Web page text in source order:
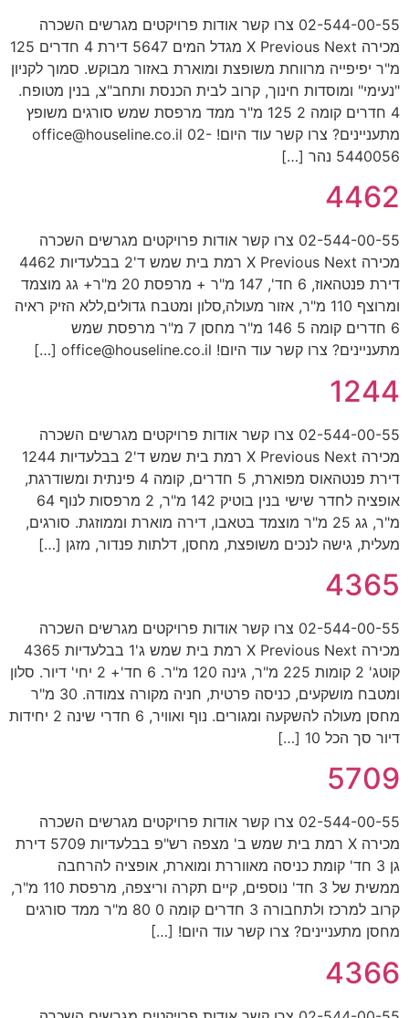
02-544-00-55 צרו קשר אודות פרויקטים מגרשים השכרה
מכירה X Previous Next מגדל המים 5647 דירת 4 חדרים 125
מ"ר יפיפייה מרווחת משופצת ומוארת באזור מבוקש. סמוך לקניון
"נעימי" ומוסדות חינוך, קרוב לבית הכנסת ותחב"צ, בנין מטופח.
4 חדרים קומה 2 125 מ"ר ממד מרפסת שמש סורגים משופץ
מתעניינים? צרו קשר עוד היום! office@houseline.co.il 02-
5440056 נהר […]
4462
02-544-00-55 צרו קשר אודות פרויקטים מגרשים השכרה
מכירה X Previous Next רמת בית שמש ד'2 בבלעדיות 4462
דירת פנטהאוז, 6 חד', 147 מ"ר + מרפסת 20 מ"ר+ גג מוצמד
ומרוצף 110 מ"ר, אזור מעולה,סלון ומטבח גדולים,ללא הזיק ראיה
6 חדרים קומה 5 146 מ"ר מחסן 7 מ"ר מרפסת שמש
מתעניינים? צרו קשר עוד היום! office@houseline.co.il […]
1244
02-544-00-55 צרו קשר אודות פרויקטים מגרשים השכרה
מכירה X Previous Next רמת בית שמש ד'2 בבלעדיות 1244
דירת פנטהאוס מפוארת, 5 חדרים, קומה 4 פינתית ומשודרגת,
אופציה לחדר שישי בנין בוטיק 142 מ"ר, 2 מרפסות לנוף 64
מ"ר, גג 25 מ"ר מוצמד בטאבו, דירה מוארת וממוזגת. סורגים,
מעלית, גישה לנכים משופצת, מחסן, דלתות פנדור, מזגן […]
4365
02-544-00-55 צרו קשר אודות פרויקטים מגרשים השכרה
מכירה X Previous Next רמת בית שמש ג'1 בבלעדיות 4365
קוטג' 2 קומות 225 מ"ר, גינה 120 מ"ר. 6 חד'+ 2 יחי' דיור. סלון
ומטבח מושקעים, כניסה פרטית, חניה מקורה צמודה. 30 מ"ר
מחסן מעולה להשקעה ומגורים. נוף ואוויר, 6 חדרי שינה 2 יחידות
דיור סך הכל 10 […]
5709
02-544-00-55 צרו קשר אודות פרויקטים מגרשים השכרה
מכירה X רמת בית שמש ב' מצפה רש"פ בבלעדיות 5709 דירת
גן 3 חד' קומת כניסה מאווררת ומוארת, אופציה להרחבה
ממשית של 3 חד' נוספים, קיים תקרה וריצפה, מרפסת 110 מ"ר,
קרוב למרכז ולתחבורה 3 חדרים קומה 0 80 מ"ר ממד סורגים
מחסן מתעניינים? צרו קשר עוד היום! […]
4366